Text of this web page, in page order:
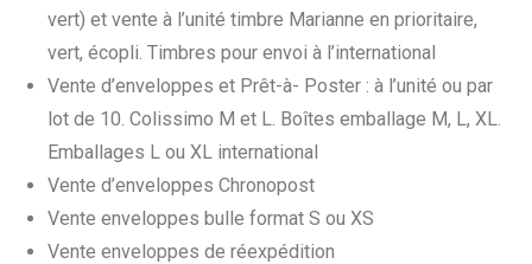
vert) et vente à l’unité timbre Marianne en prioritaire,
vert, écopli. Timbres pour envoi à l’international
Vente d’enveloppes et Prêt-à- Poster : à l’unité ou par
lot de 10. Colissimo M et L. Boîtes emballage M, L, XL.
Emballages L ou XL international
Vente d’enveloppes Chronopost
Vente enveloppes bulle format S ou XS
Vente enveloppes de réexpédition